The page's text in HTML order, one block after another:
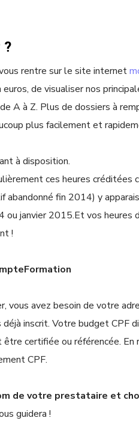
?
rentre sur le site internet
de visualiser nos
A à Z. Plus de dossiers à
plus facilement et
à disposition.
ces heures créditées
abandonné fin 2014) y
janvier 2015.Et vos
!
vous avez besoin de votre
inscrit. Votre budget CPF
certifiée ou référencée. En
CPF.
de votre prestataire et
guidera !